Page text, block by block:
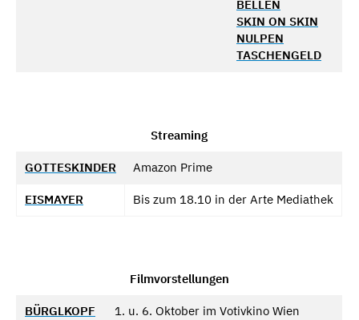
BELLEN
SKIN ON SKIN
NULPEN
TASCHENGELD
Streaming
GOTTESKINDER Amazon Prime
EISMAYER Bis zum 18.10 in der Arte Mediathek
Filmvorstellungen
BÜRGLKOPF
1. u. 6. Oktober im Votivkino Wien